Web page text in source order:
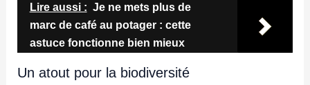
Lire aussi : Je ne mets plus de
marc de café au potager : cette
astuce fonctionne bien mieux
Un atout pour la biodiversité